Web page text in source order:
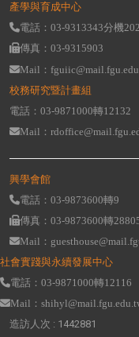
產學與育成中心
電話：03-9313343分機202
傳真：03-9315903
Mail：
校務研究暨計畫組
電話：03-9871000轉12132
Mail：
興學會館
電話：03-9873600轉9
傳真：03-9873600轉
Mail：
社會實踐與永續發展中心
電話：03-9871000轉12116
Mail：
造訪人次 : 1442881